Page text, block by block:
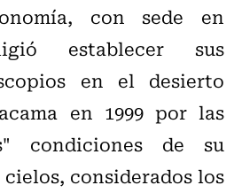
con sede en
establecer sus
en el desierto
en 1999 por las
condiciones de su
considerados los